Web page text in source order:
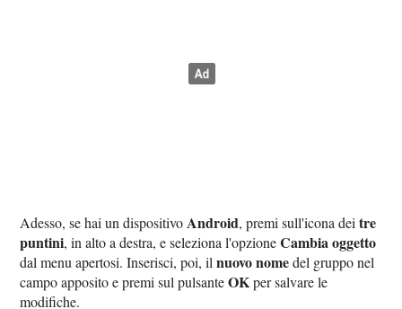
Adesso, se hai un dispositivo Android, premi sull'icona deitre
puntini, in alto a destra, e seleziona l'opzioneCambia oggetto
dal menu apertosi. Inserisci, poi, ilnuovo nomedel gruppo nel
campo apposito e premi sul pulsanteOKper salvare le
modifiche.